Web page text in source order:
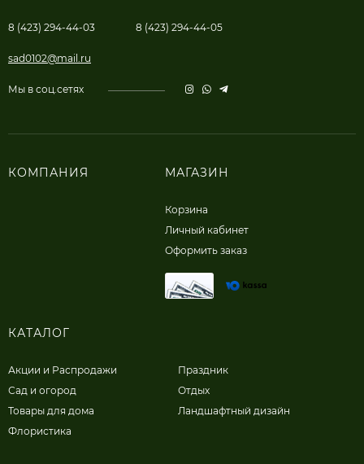
8 (423) 294-44-03 8 (423) 294-44-05
sad0102@mail.ru
Мы в соц.сетях
КОМПАНИЯ МАГАЗИН
Корзина
Личный кабинет
Оформить заказ
КАТАЛОГ
Акции и Распродажи
Сад и огород
Товары для дома
Флористика
Праздник
Отдых
Ландшафтный дизайн